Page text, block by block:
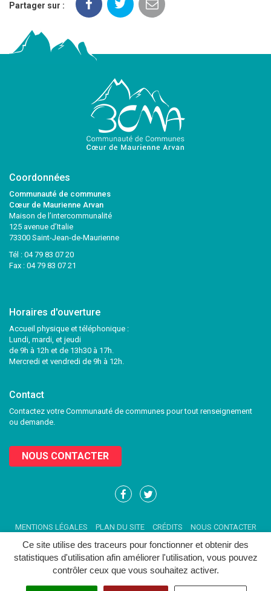
Ce site utilise des traceurs pour fonctionner et obtenir des
statistiques d'utilisation afin améliorer l'utilisation, vous pouvez
contrôler ceux que vous souhaitez activer.
Partager sur :
Coordonnées
Communauté de communes
Cœur de Maurienne Arvan
Maison de l’intercommunalité
125 avenue d’Italie
73300 Saint-Jean-de-Maurienne
Tél : 04 79 83 07 20
Fax : 04 79 83 07 21
Horaires d'ouverture
Accueil physique et téléphonique :
Lundi, mardi, et jeudi
de 9h à 12h et de 13h30 à 17h.
Mercredi et vendredi de 9h à 12h.
Contact
Contactez votre Communauté de communes pour tout renseignement
ou demande.
NOUS CONTACTER
Lien
compte
Facebook
Lien
compte
Twitter
MENTIONS LÉGALES PLAN DU SITE CRÉDITS NOUS CONTACTER